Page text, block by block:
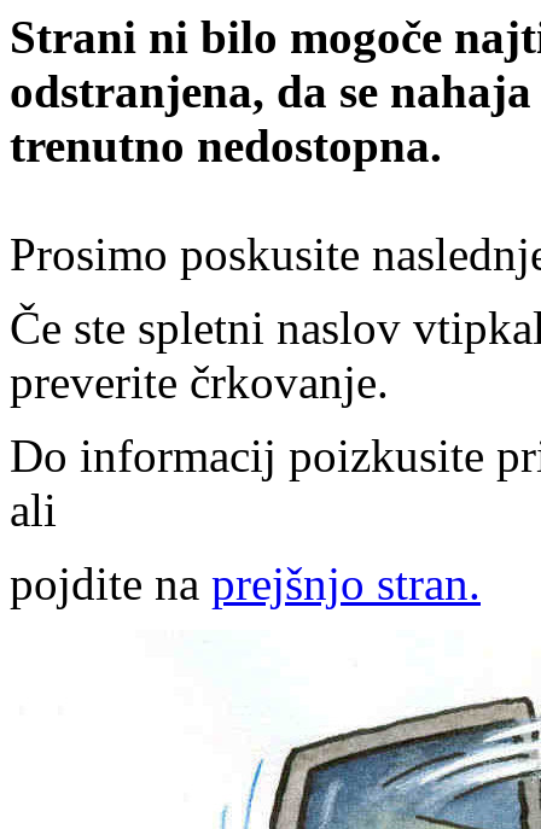
Strani ni bilo mogoče
odstranjena, da se
trenutno nedostopna.
Prosimo poskusite
Če ste spletni naslov
preverite črkovanje.
Do informacij poizkusite
ali
pojdite na prejšnjo stran.